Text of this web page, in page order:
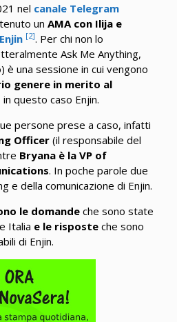
nel canale Telegram
un AMA con Ilija e
Enjin [2]. Per chi non lo
Ask Me Anything,
una sessione in cui vengono
genere in merito al
in questo caso Enjin.
persone prese a caso, infatti
Officer (il responsabile del
Bryana è la VP of
. In poche parole due
e della comunicazione di Enjin.
le domande che sono state
Italia e le risposte che sono
di Enjin.